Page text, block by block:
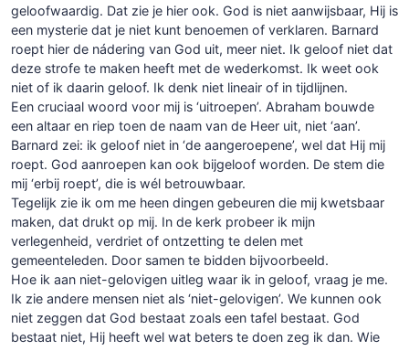
geloofwaardig. Dat zie je hier ook. God is niet aanwijsbaar, Hij is
een mysterie dat je niet kunt benoemen of verklaren. Barnard
roept hier de nádering van God uit, meer niet. Ik geloof niet dat
deze strofe te maken heeft met de wederkomst. Ik weet ook
niet of ik daarin geloof. Ik denk niet lineair of in tijdlijnen.
Een cruciaal woord voor mij is ‘uitroepen’. Abraham bouwde
een altaar en riep toen de naam van de Heer uit, niet ‘aan’.
Barnard zei: ik geloof niet in ‘de aangeroepene’, wel dat Hij mij
roept. God aanroepen kan ook bijgeloof worden. De stem die
mij ‘erbij roept’, die is wél betrouwbaar.
Tegelijk zie ik om me heen dingen gebeuren die mij kwetsbaar
maken, dat drukt op mij. In de kerk probeer ik mijn
verlegenheid, verdriet of ontzetting te delen met
gemeenteleden. Door samen te bidden bijvoorbeeld.
Hoe ik aan niet-gelovigen uitleg waar ik in geloof, vraag je me.
Ik zie andere mensen niet als ‘niet-gelovigen’. We kunnen ook
niet zeggen dat God bestaat zoals een tafel bestaat. God
bestaat niet, Hij heeft wel wat beters te doen zeg ik dan. Wie